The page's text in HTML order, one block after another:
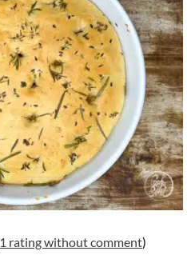
1 rating without comment)